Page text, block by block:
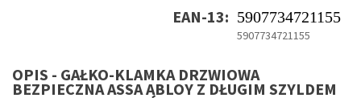
EAN-13: 5907734721155
5907734721155
OPIS - GAŁKO-KLAMKA DRZWIOWA
BEZPIECZNA ASSA ABLOY Z DŁUGIM SZYLDEM